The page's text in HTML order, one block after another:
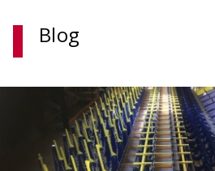
con offset di altezza
Blog